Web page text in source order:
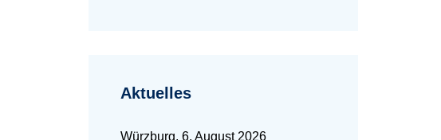
Aktuelles
Würzburg, 6. August 2026